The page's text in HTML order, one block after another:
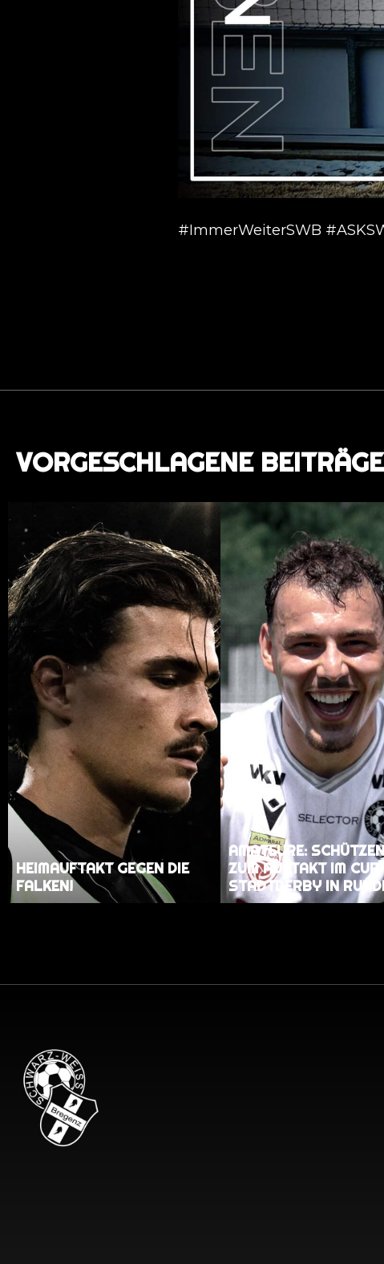
#ImmerWeiterSWB
VORGESCHLAGENE BEITRÄGE
HEIMAUFTAKT GEGEN DIE
FALKEN!
AMATEURE:
ZUM AUFTAKT IM CUP
STADTDERBY IN